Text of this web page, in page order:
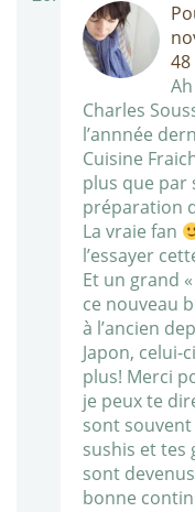
Charles
l’annnée
Cuisine
plus que par
préparation
La vraie fan
l’essayer
Et un grand
ce nouveau
à l’ancien
Japon, celui-
plus! Merci
je peux te
sont
sushis et tes
sont
bonne